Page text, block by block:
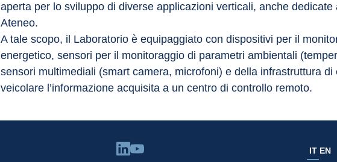
aperta per lo sviluppo di diverse applicazioni verticali, anche
Ateneo.
A tale scopo, il Laboratorio è equipaggiato con dispositivi per il
energetico, sensori per il monitoraggio di parametri ambientali
sensori multimediali (smart camera, microfoni) e della infrastruttura
veicolare l’informazione acquisita a un centro di controllo remoto.
IT EN